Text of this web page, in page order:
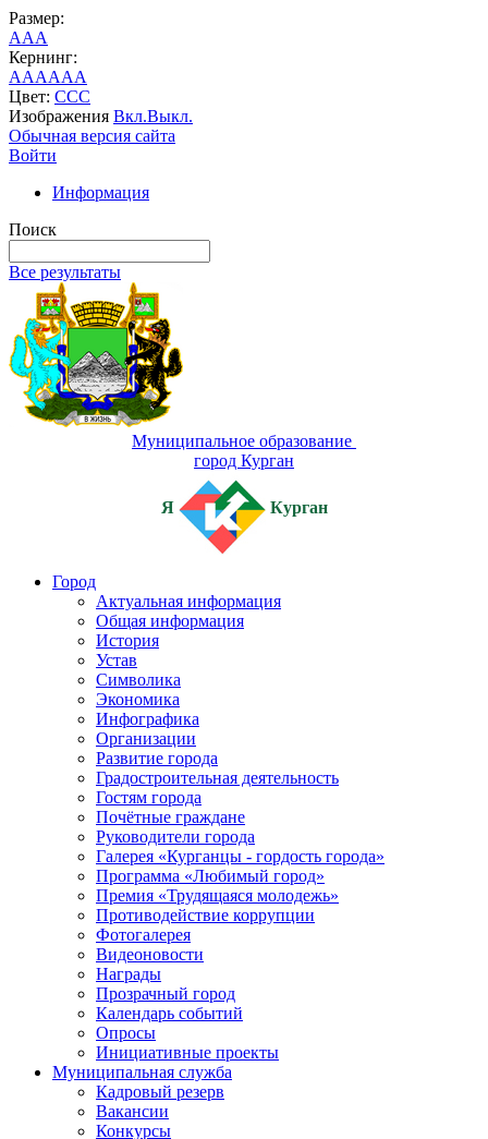
Размер:
AAA
Кернинг:
AAAAAA
Цвет: CCC
Изображения Вкл.Выкл.
Обычная версия сайта
Войти
Информация
Поиск
Все результаты
Муниципальное образование
город Курган
Я Курган
Город
Актуальная информация
Общая информация
История
Устав
Символика
Экономика
Инфографика
Организации
Развитие города
Градостроительная деятельность
Гостям города
Почётные граждане
Руководители города
Галерея «Курганцы - гордость города»
Программа «Любимый город»
Премия «Трудящаяся молодежь»
Противодействие коррупции
Фотогалерея
Видеоновости
Награды
Прозрачный город
Календарь событий
Опросы
Инициативные проекты
Муниципальная служба
Кадровый резерв
Вакансии
Конкурсы